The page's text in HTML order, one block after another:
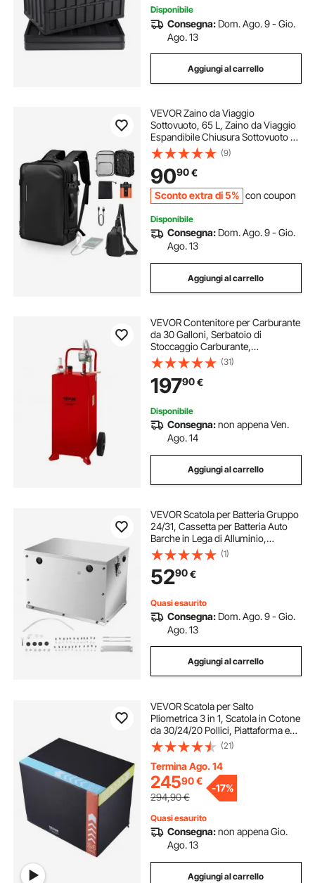
Disponibile
Consegna: Dom. Ago. 9 - Gio.
Ago. 13
Aggiungi al carrello
VEVOR Zaino da Viaggio
Sottovuoto, 65 L, Zaino da Viaggio
Espandibile Chiusura Sottovuoto e
Pompa ad Aria, con Lucchetto
Approvato TSA, Bagaglio a Mano
Resistente all'Acqua, per Affari,
Nero
(9)
9090€
Sconto extra di 5% con coupon
Disponibile
Consegna: Dom. Ago. 9 - Gio.
Ago. 13
Aggiungi al carrello
VEVOR Contenitore per Carburante
da 30 Galloni, Serbatoio di
Stoccaggio Carburante,
Contenitore per Gas Portatile
Contenitore per Benzina Diesel per
Auto, Tosaerba, ATV, Barche
(31)
19790€
Disponibile
Consegna:non appena Ven.
Ago. 14
Aggiungi al carrello
VEVOR Scatola per Batteria Gruppo
24/31, Cassetta per Batteria Auto
Barche in Lega di Alluminio,
Custodia per Batteria da Barca con
Serratura Custodia Portabatterie per
Auto, Barche, Camper, Camion
(1)
5290€
Quasi esaurito
Consegna: Dom. Ago. 9 - Gio.
Ago. 13
Aggiungi al carrello
VEVOR Scatola per Salto
Pliometrica 3 in 1, Scatola in Cotone
da 30/24/20 Pollici, Piattaforma e
Scatola per Agilità di Salto
Antiscivolo per Allenamento in
Palestra a Casa
(21)
Termina Ago. 14
24590€
294,90€
-17%
Quasi esaurito
Consegna:non appena Gio.
Ago. 13
Aggiungi al carrello